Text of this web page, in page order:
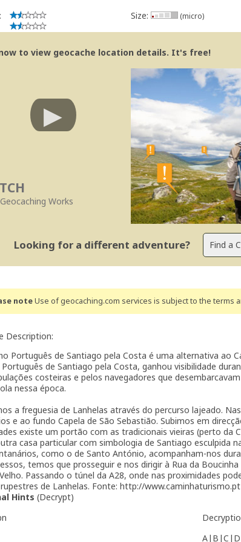
Size: (micro)
to view geocache location details. It's free!
Works
Looking for a different adventure?
noteUse of geocaching.com services is subject to the terms
Description:
Português de Santiago pela Costa é uma alternativa ao
de Santiago pela Costa, ganhou visibilidade
costeiras e pelos navegadores que
nessa época.
a freguesia de Lanhelas através do percurso lajeado.
e ao fundo Capela de São Sebastião. Subimos em
existe um portão com as tradicionais vieiras (perto da
casa particular com simbologia de Santiago esculpida
como o de Santo António, acompanham-nos
temos que prosseguir e nos dirigir à Rua da
Passando o túnel da A28, onde nas proximidades
de Lanhelas. Fonte: http://www.caminhaturismo.pt
Hints (Decrypt)